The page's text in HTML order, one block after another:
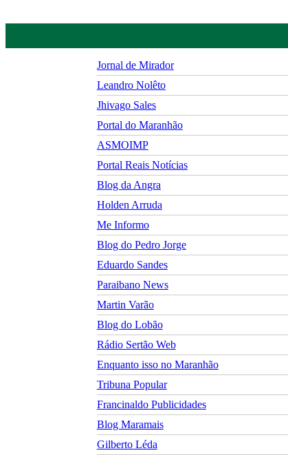
Jornal de Mirador
Leandro Nolêto
Jhivago Sales
Portal do Maranhão
ASMOIMP
Portal Reais Notí­cias
Blog da Angra
Holden Arruda
Me Informo
Blog do Pedro Jorge
Eduardo Sandes
Paraibano News
Martin Varão
Blog do Lobão
Rádio Sertão Web
Enquanto isso no Maranhão
Tribuna Popular
Francinaldo Publicidades
Blog Maramais
Gilberto Léda